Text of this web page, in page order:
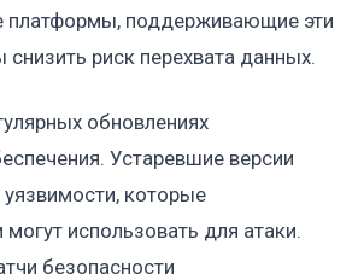
платформы, поддерживающие эти
риск перехвата данных.
обновлениях
Устаревшие версии
которые
использовать для атаки.
безопасности